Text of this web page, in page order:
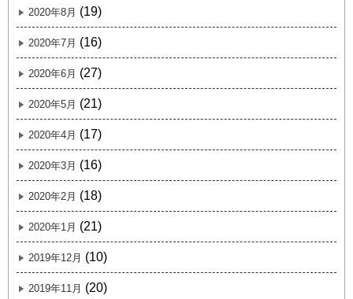
2020年8月 (19)
2020年7月 (16)
2020年6月 (27)
2020年5月 (21)
2020年4月 (17)
2020年3月 (16)
2020年2月 (18)
2020年1月 (21)
2019年12月 (10)
2019年11月 (20)